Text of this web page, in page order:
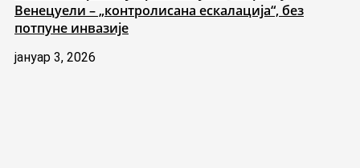
Венецуели – „контролисана ескалација“, без
потпуне инвазије
јануар 3, 2026